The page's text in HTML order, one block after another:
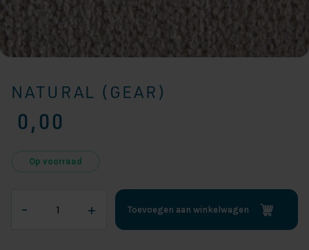
NATURAL (GEAR)
0,00
Op voorraad
–
(Gear)
+ Toevoegen aan winkelwagen